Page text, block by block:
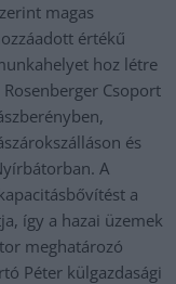
magas
értékű
hoz létre
Rosenberger Csoport
és
A
a
így a hazai üzemek
meghatározó
Péter külgazdasági